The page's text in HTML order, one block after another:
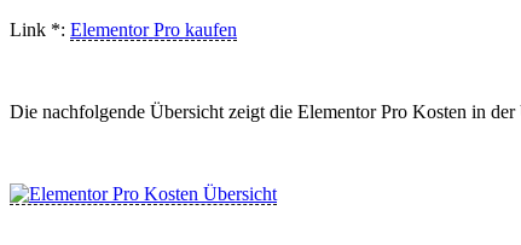
Link *: Elementor Pro kaufen
Die nachfolgende Übersicht zeigt die Elementor Pro Kosten in der